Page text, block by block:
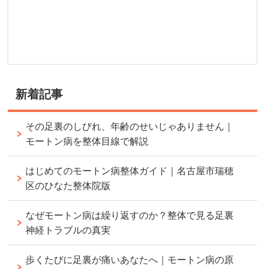
新着記事
その足裏のしびれ、年齢のせいじゃありません｜
モートン病を整体目線で解説
はじめてのモートン病整体ガイド｜名古屋市瑞穂
区のひなた整体院版
なぜモートン病は繰り返すのか？整体で見る足裏
神経トラブルの真実
歩くたびに足裏が痛いあなたへ｜モートン病の原